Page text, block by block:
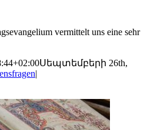
vermittelt uns eine sehr
Սեպտեմբերի 26th,
|